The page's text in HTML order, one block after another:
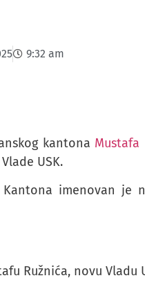
9:32 am
kantona Mustafa
USK.
Kantona imenovan je
Ružnića, novu